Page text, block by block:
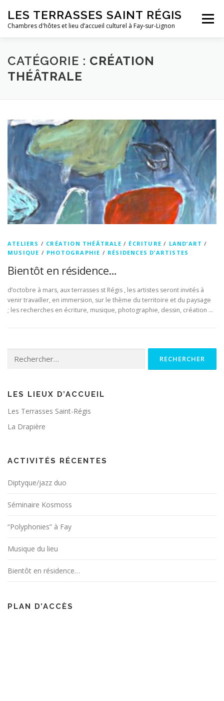
contenu
LES TERRASSES SAINT RÉGIS
Chambres d'hôtes et lieu d’accueil culturel à Fay-sur-Lignon
Menu
LIEUX D’ACCUEIL RÉSERVER ACTIVITÉS
CATÉGORIE : CRÉATION
THÉÂTRALE
ATELIERS / CRÉATION THÉÂTRALE / ÉCRITURE / LAND’ART /
MUSIQUE / PHOTOGRAPHIE / RÉSIDENCES D’ARTISTES
Bientôt en résidence…
d’octobre à mars, aux terrasses st Régis , les artistes seront invités à
venir travailler, en immersion, sur le thème du territoire et du paysage
; les recherches en écriture, musique, photographie, dessin, création …
LES LIEUX D’ACCUEIL
Les Terrasses Saint-Régis
La Drapière
ACTIVITÉS RÉCENTES
Diptyque/jazz duo
Séminaire Kosmoss
“Polyphonies” à Fay
Musique du lieu
Bientôt en résidence…
PLAN D’ACCÈS